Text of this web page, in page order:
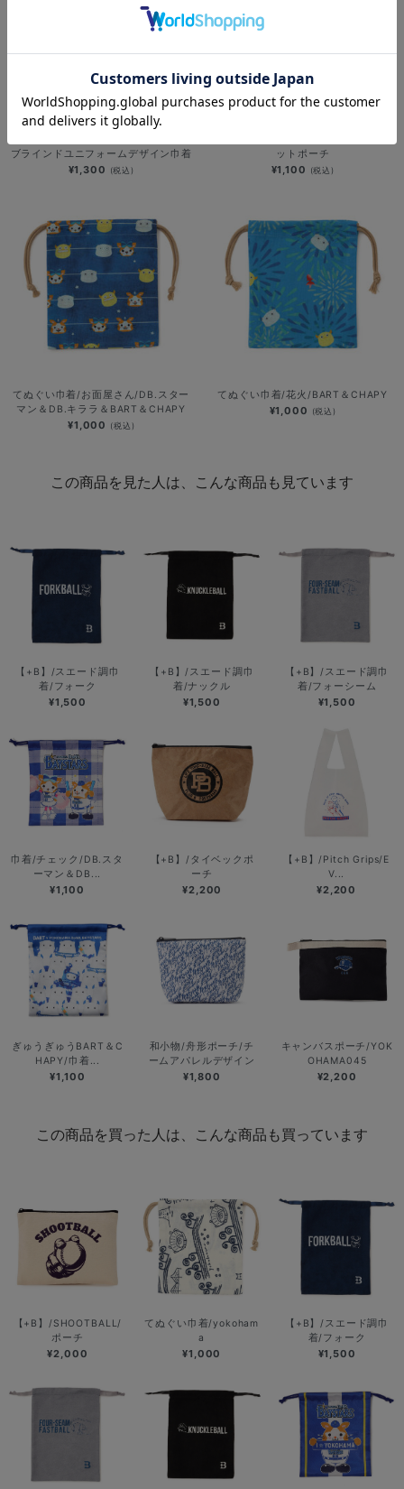
NEW
ブラインドユニフォームデザイン巾着
¥1,300 (税込)
ットポーチ
¥1,100 (税込)
てぬぐい巾着/お面屋さん/DB.スター
マン＆DB.キララ＆BART＆CHAPY
¥1,000 (税込)
てぬぐい巾着/花火/BART＆CHAPY
¥1,000 (税込)
この商品を見た人は、こんな商品も見ています
【+B】/スエード調巾
着/フォーク
¥1,500
【+B】/スエード調巾
着/ナックル
¥1,500
【+B】/スエード調巾
着/フォーシーム
¥1,500
巾着/チェック/DB.スタ
ーマン＆DB...
¥1,100
【+B】/タイベックポ
ーチ
¥2,200
【+B】/Pitch Grips/E
V...
¥2,200
ぎゅうぎゅうBART＆C
HAPY/巾着...
¥1,100
和小物/舟形ポーチ/チ
ームアパレルデザイン
¥1,800
キャンバスポーチ/YOK
OHAMA045
¥2,200
この商品を買った人は、こんな商品も買っています
【+B】/SHOOTBALL/
ポーチ
¥2,000
てぬぐい巾着/yokoham
a
¥1,000
【+B】/スエード調巾
着/フォーク
¥1,500